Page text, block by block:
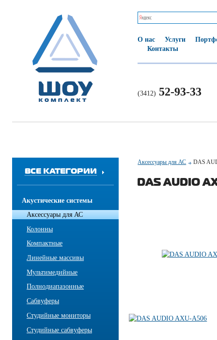
О нас Услуги
Контакты
(3412) 52-93-33
ВСЕ КАТЕГОРИИ
Акустические системы
Аксессуары для АС
Колонны
Компактные
Линейные массивы
Мультимедийные
Полнодиапазонные
Сабвуферы
Студийные мониторы
Студийные сабвуферы
Аксессуары для АС DAS
DAS AUDIO